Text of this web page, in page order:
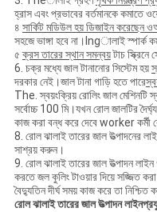
হ্রাস এবং প্রভাবের বর্তমানকে কমাতে
৪ সার্কিট মডিউলহয়ডিজাইন করেছেনও
সহজে ভাঙ্গা হবে না।Ingালাই স্পার্ক
৫ক্রস তারের স্থান সমন্বয়টাচ স্ক্রিনে
6. চক্র মধ্যে জাল টানানোর সিস্টেম হয়
দরকার নেই।জাল টানা গাড়ি হতে পারে
The. স্বয়ংক্রিয় রোলিং জাল মেশিনটি
সর্বোচ্চ 100 মি।যখন রোল জালটির
কাজ করা বন্ধ করে দেবে worker কর্মী
8. রোল ঝালাই তারের জাল উত্পাদনের
সাশ্রয় করুন।
9. রোল ঝালাই তারের জাল উত্পাদন লাইন
করতে জল কুলিং টাওয়ার দিয়ে সজ্জিত
বৈদ্যুতিন দীর্ঘ সময় কাজ করে তা নিশ্চিত
রোল ঝালাই তারের জাল উত্পাদন লাইন